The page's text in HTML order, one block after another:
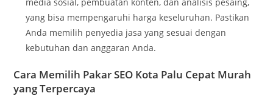
yang bisa mempengaruhi harga keseluruhan. Pastikan
Anda memilih penyedia jasa yang sesuai dengan
kebutuhan dan anggaran Anda.
Cara Memilih Pakar SEO Kota Palu Cepat Murah
yang Terpercaya